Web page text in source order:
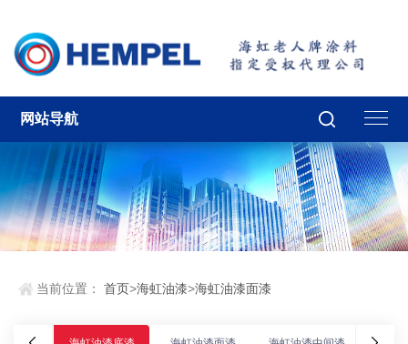
网站导航
当前位置：首页>海虹油漆>海虹油漆面漆